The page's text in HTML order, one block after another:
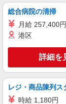
キー
紹介予定派遣
総合病院の清掃
月給 257,400円
港区
詳細を
レジ・商品陳列ス
時給 1,180円